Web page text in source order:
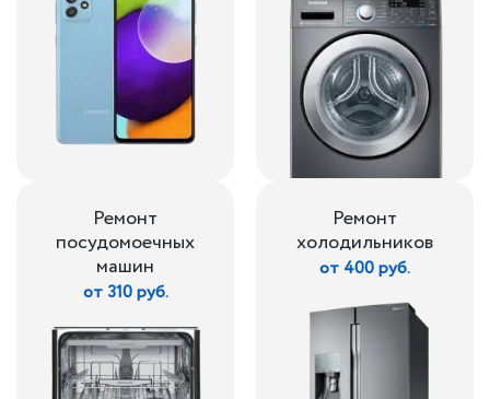
Ремонт
посудомоечных
машин
от 310 руб.
Ремонт
холодильников
от 400 руб.